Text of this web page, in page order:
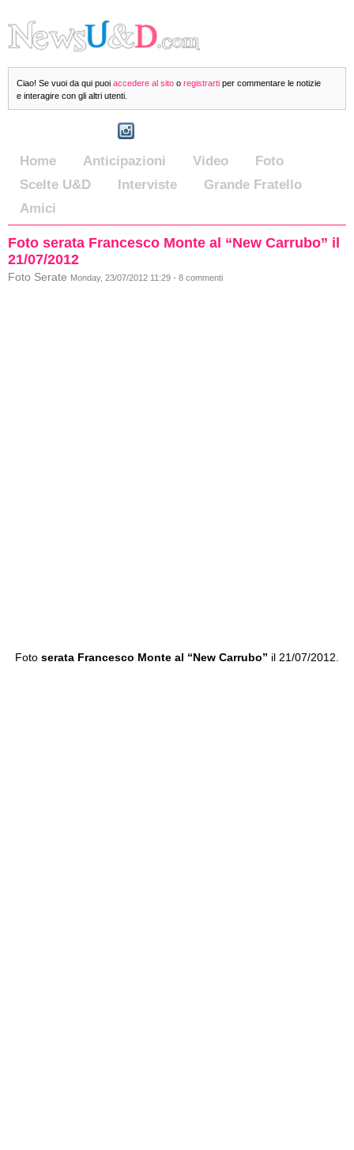
Ciao! Se vuoi da qui puoi accedere al sito o registrarti per commentare le notizie
e interagire con gli altri utenti.
Home Anticipazioni Video
Foto
Scelte U&D
Interviste
Grande Fratello
Amici
Foto serata Francesco Monte al “New Carrubo” il
21/07/2012
Foto Serate Monday, 23/07/2012 11:29 - 8 commenti
Foto serata Francesco Monte al “New Carrubo” il 21/07/2012.